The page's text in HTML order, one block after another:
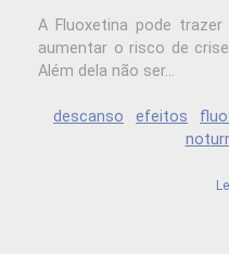
A Fluoxetina pode
aumentar o risco de
Além dela não ser...
descanso efeitos